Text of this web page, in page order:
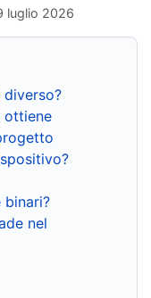
luglio 2026
diverso?
ottiene
binari?
nel